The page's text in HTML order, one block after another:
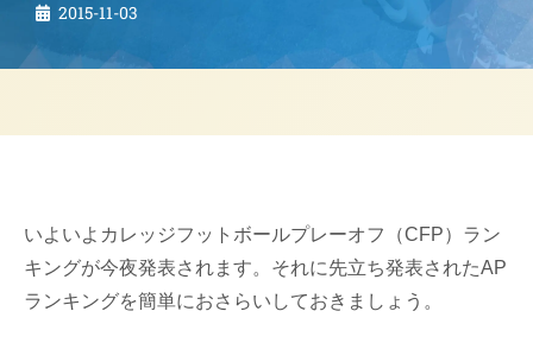
2015-11-03
いよいよカレッジフットボールプレーオフ（CFP）ラン
キングが今夜発表されます。それに先立ち発表されたAP
ランキングを簡単におさらいしておきましょう。